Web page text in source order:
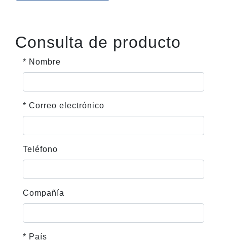
Consulta de producto
* Nombre
* Correo electrónico
Teléfono
Compañía
* País